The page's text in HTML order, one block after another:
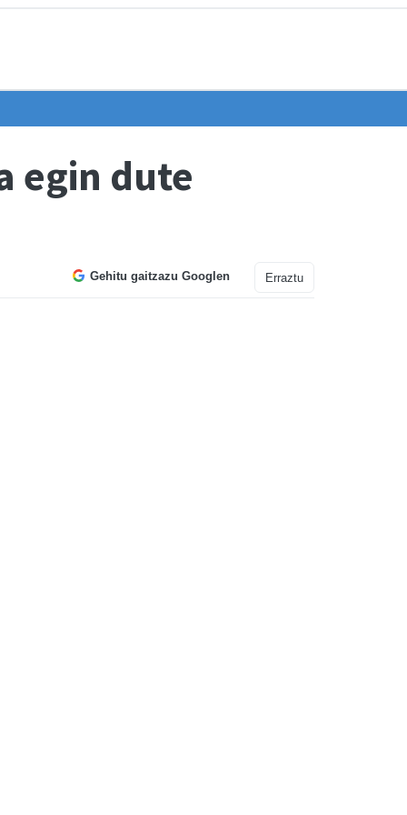
egin dute
Gehitu gaitzazu Googlen Erraztu